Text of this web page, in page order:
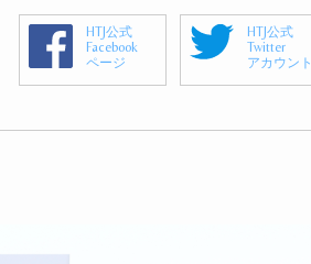
HTJ公式
Facebook
ページ
HTJ公式
Twitter
アカウント